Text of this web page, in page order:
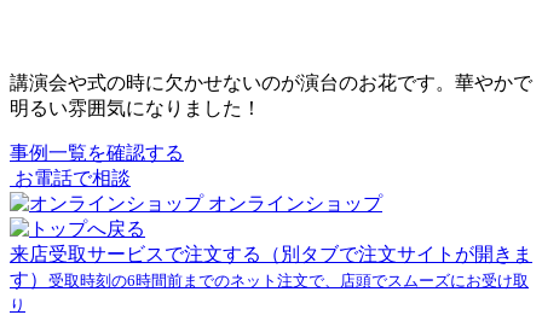
講演会や式の時に欠かせないのが演台のお花です。華やかで
明るい雰囲気になりました！
事例一覧を確認する
お電話で相談
オンラインショップ
来店受取サービスで注文する
（別タブで注文サイトが開きま
す） 受取時刻の6時間前までのネット注文で、店頭でスムーズにお受け取
り